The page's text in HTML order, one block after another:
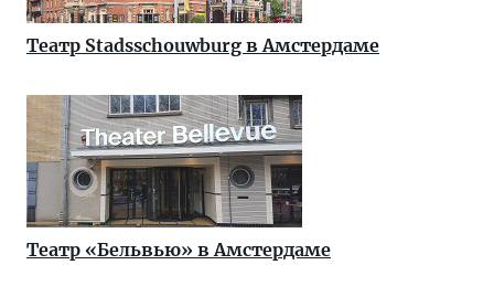
Театр Stadsschouwburg в Амстердаме
Театр «Бельвью» в Амстердаме